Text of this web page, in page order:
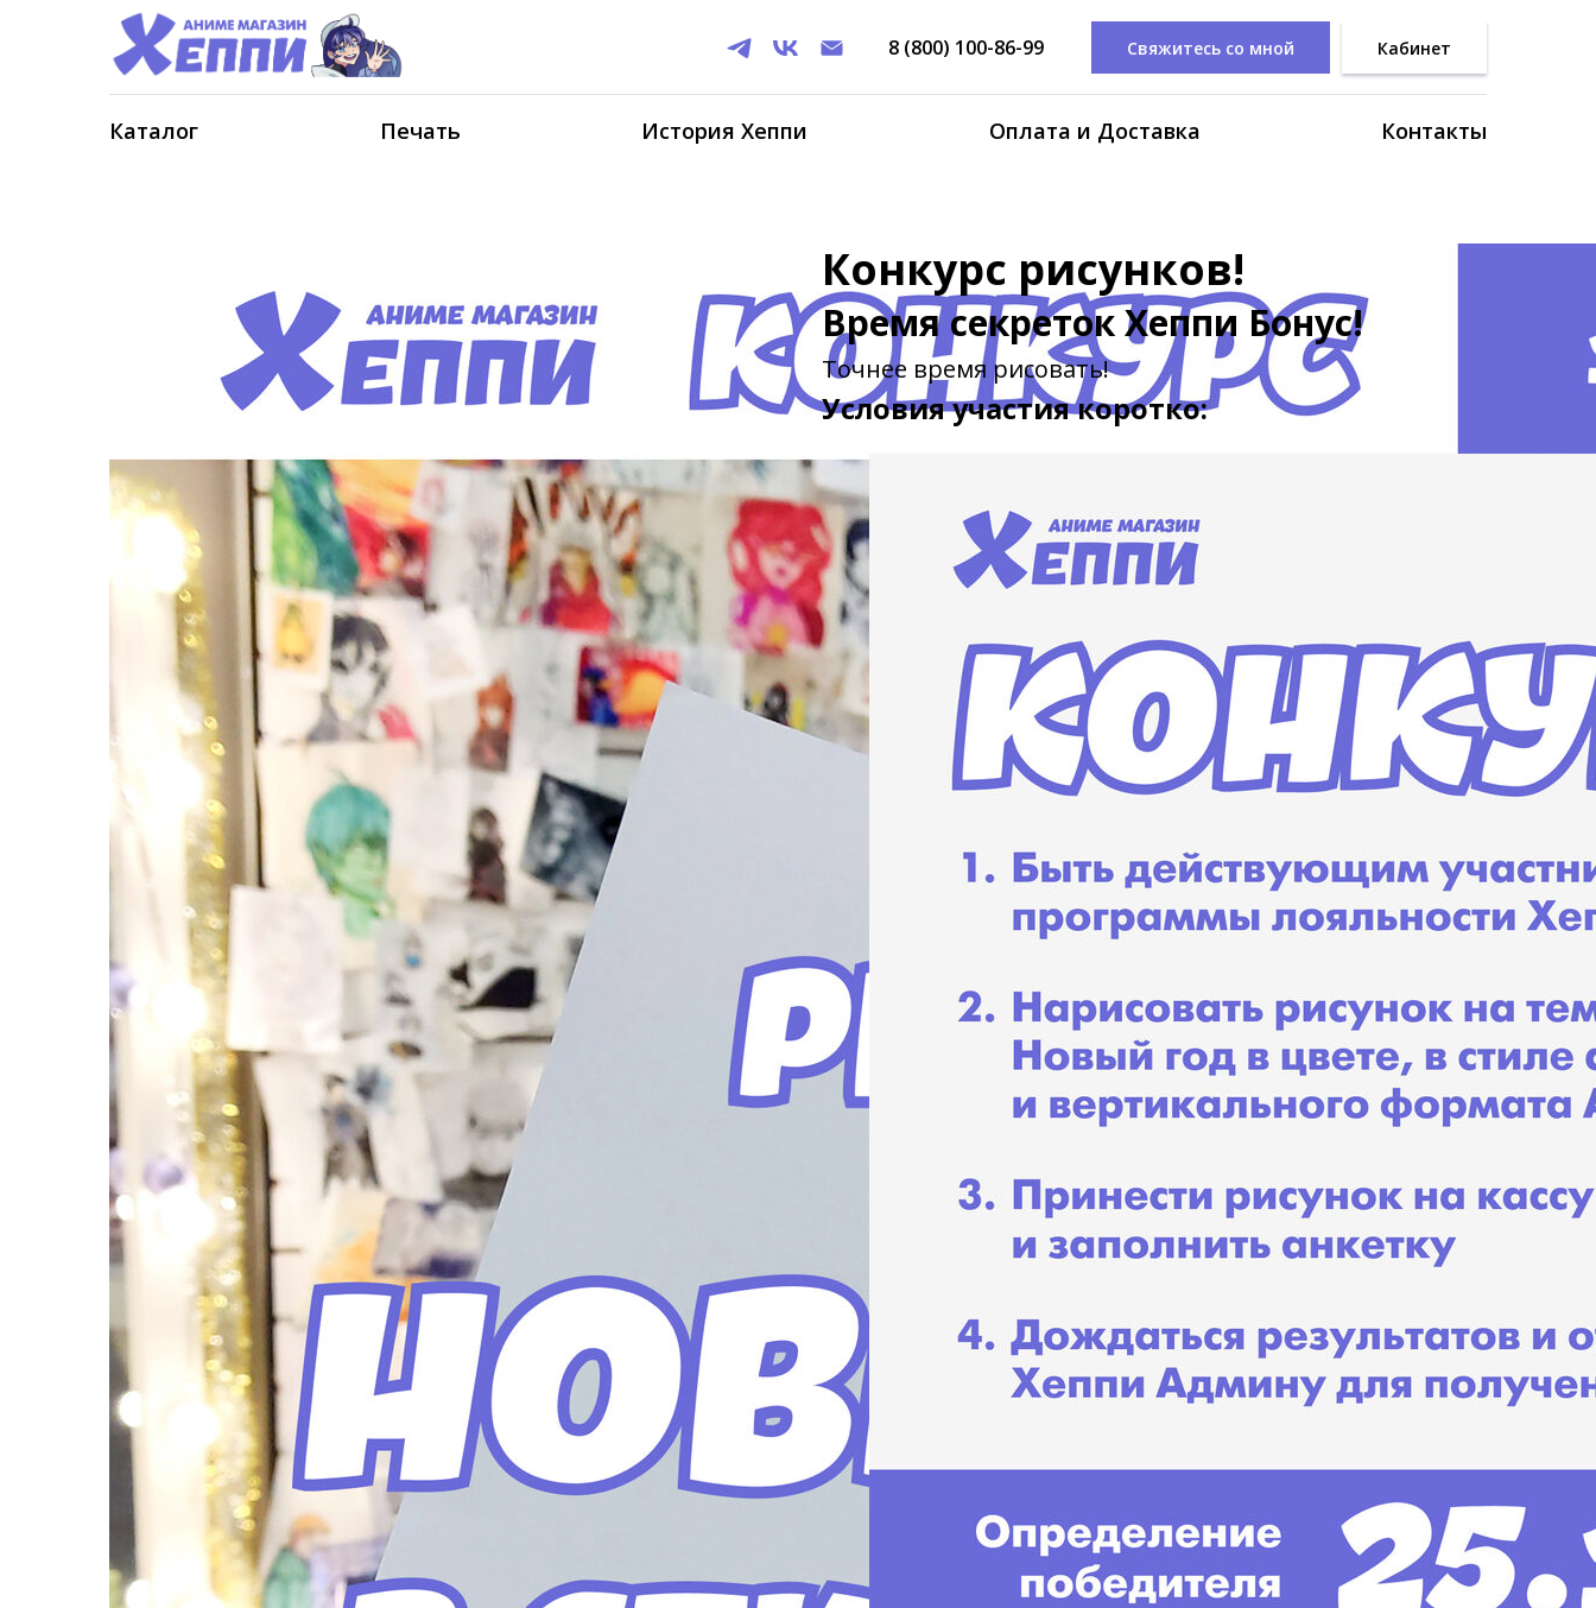
8 (800) 100-86-99 Свяжитесь со мной Кабинет
Каталог Печать История Хеппи Оплата и Доставка Контакты
Конкурс рисунков!
Время секреток Хеппи Бонус!
Точнее время рисовать!
Условия участия коротко: